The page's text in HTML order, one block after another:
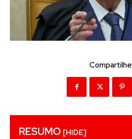
Compartilhe
RESUMO [HIDE]